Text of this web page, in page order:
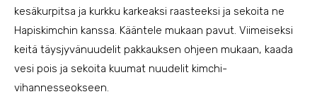
kesäkurpitsa ja kurkku karkeaksi raasteeksi ja sekoita ne
Hapiskimchin kanssa. Kääntele mukaan pavut. Viimeiseksi
keitä täysjyvänuudelit pakkauksen ohjeen mukaan, kaada
vesi pois ja sekoita kuumat nuudelit kimchi-
vihannesseokseen.